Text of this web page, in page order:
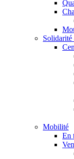
Mobilité
En